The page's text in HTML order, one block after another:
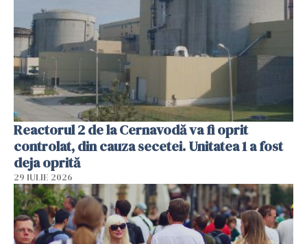
Reactorul 2 de la Cernavodă va fi oprit
controlat, din cauza secetei. Unitatea 1 a fost
deja oprită
29 IULIE 2026